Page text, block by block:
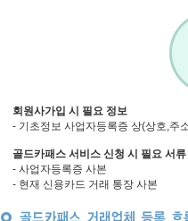
회원사가입 시 필요 정보
- 기초정보 사업자등록증 상(상호,주
골드카패스 서비스 신청 시 필요 서류
- 사업자등록증 사본
- 현재 신용카드 거래 통장 사본